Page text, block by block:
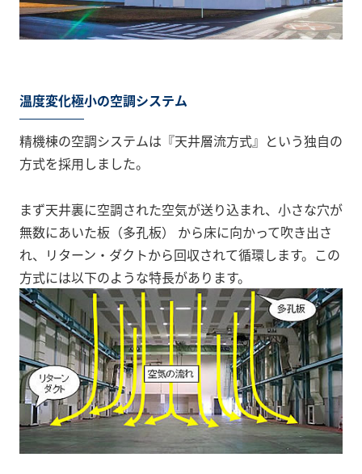
温度変化極小の空調システム
精機棟の空調システムは『天井層流方式』という独自の
方式を採用しました。
まず天井裏に空調された空気が送り込まれ、小さな穴が
無数にあいた板（多孔板） から床に向かって吹き出さ
れ、リターン・ダクトから回収されて循環します。この
方式には以下のような特長があります。